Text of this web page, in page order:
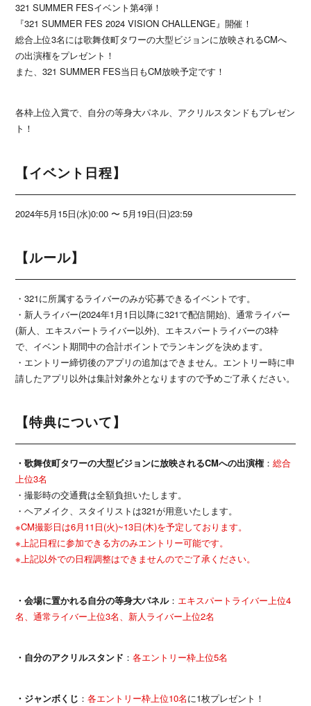
321 SUMMER FESイベント第4弾！
『321 SUMMER FES 2024 VISION CHALLENGE』開催！
総合上位3名には歌舞伎町タワーの大型ビジョンに放映されるCMへ
の出演権をプレゼント！
また、321 SUMMER FES当日もCM放映予定です！
各枠上位入賞で、自分の等身大パネル、アクリルスタンドもプレゼン
ト！
【イベント日程】
2024年5月15日(水)0:00 〜 5月19日(日)23:59
【ルール】
・321に所属するライバーのみが応募できるイベントです。
・新人ライバー(2024年1月1日以降に321で配信開始)、通常ライバー
(新人、エキスパートライバー以外)、エキスパートライバーの3枠
で、イベント期間中の合計ポイントでランキングを決めます。
・エントリー締切後のアプリの追加はできません。エントリー時に申
請したアプリ以外は集計対象外となりますので予めご了承ください。
【特典について】
・歌舞伎町タワーの大型ビジョンに放映されるCMへの出演権：総合
上位3名
・撮影時の交通費は全額負担いたします。
・ヘアメイク、スタイリストは321が用意いたします。
※CM撮影日は6月11日(火)~13日(木)を予定しております。
※上記日程に参加できる方のみエントリー可能です。
※上記以外での日程調整はできませんのでご了承ください。
・会場に置かれる自分の等身大パネル： エキスパートライバー上位4
名、通常ライバー上位3名、新人ライバー上位2名
・自分のアクリルスタンド ：各エントリー枠上位5名
・ジャンボくじ ：各エントリー枠上位10名に1枚プレゼント！